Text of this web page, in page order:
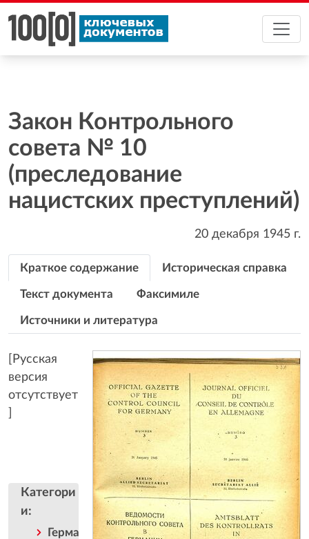
Закон Контрольного
совета № 10
(преследование
нацистских преступлений)
20 декабря 1945 г.
Краткое содержание Историческая справка
Текст документа Факсимиле
Источники и литература
[Русская
версия
отсутствует
Категори
и:
Германская